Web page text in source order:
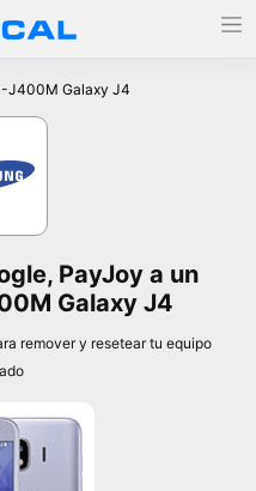
J400M Galaxy J4
PayJoy a un
Galaxy J4
remover y resetear tu equipo